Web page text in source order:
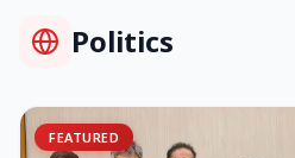
Politics
FEATURED